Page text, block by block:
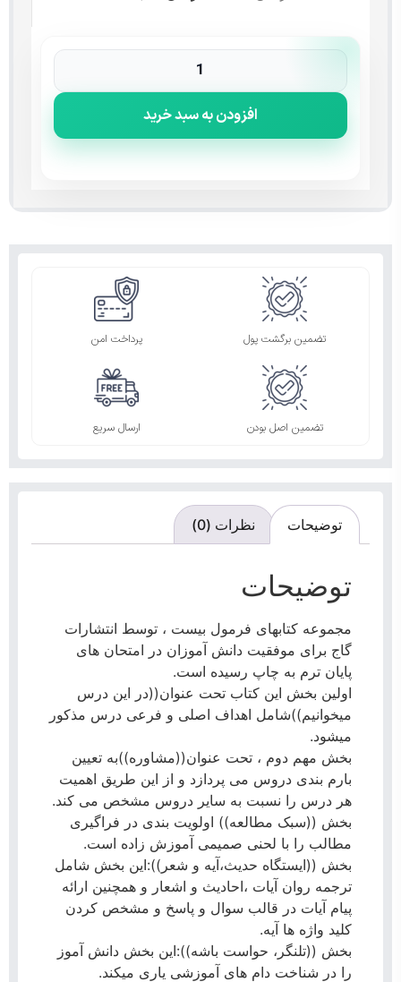
افزودن به سبد خرید
تضمین برگشت پول پرداخت امن
تضمین اصل بودن ارسال سریع
توضیحات نظرات (0)
توضیحات
مجموعه کتابهای فرمول بیست ، توسط انتشارات
گاج برای موفقیت دانش آموزان در امتحان های
پایان ترم به چاپ رسیده است.
اولین بخش این کتاب تحت عنوان((در این درس
میخوانیم))شامل اهداف اصلی و فرعی درس مذکور
میشود.
بخش مهم دوم ، تحت عنوان((مشاوره))به تعیین
بارم بندی دروس می پردازد و از این طریق اهمیت
هر درس را نسبت به سایر دروس مشخص می کند.
بخش ((سبک مطالعه)) اولویت بندی در فراگیری
مطالب را با لحنی صمیمی آموزش زاده است.
بخش ((ایستگاه حدیث،آیه و شعر)):این بخش شامل
ترجمه روان آیات ،احادیث و اشعار و همچنین ارائه
پیام آیات در قالب سوال و پاسخ و مشخص کردن
کلید واژه ها آیه.
بخش ((تلنگر، حواست باشه)):این بخش دانش آموز
را در شناخت دام های آموزشی یاری میکند.